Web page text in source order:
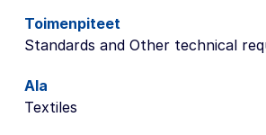
Standards and Other technical
Textiles